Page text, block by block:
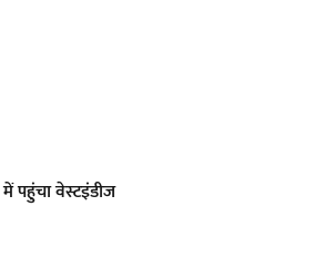
पहुंचा वेस्टइंडीज